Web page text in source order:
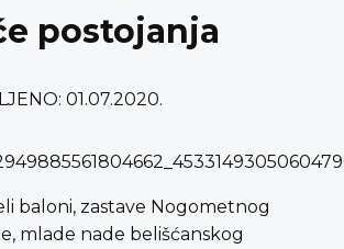
postojanja
01.07.2020.
baloni, zastave Nogometnog
mlade nade belišćanskog